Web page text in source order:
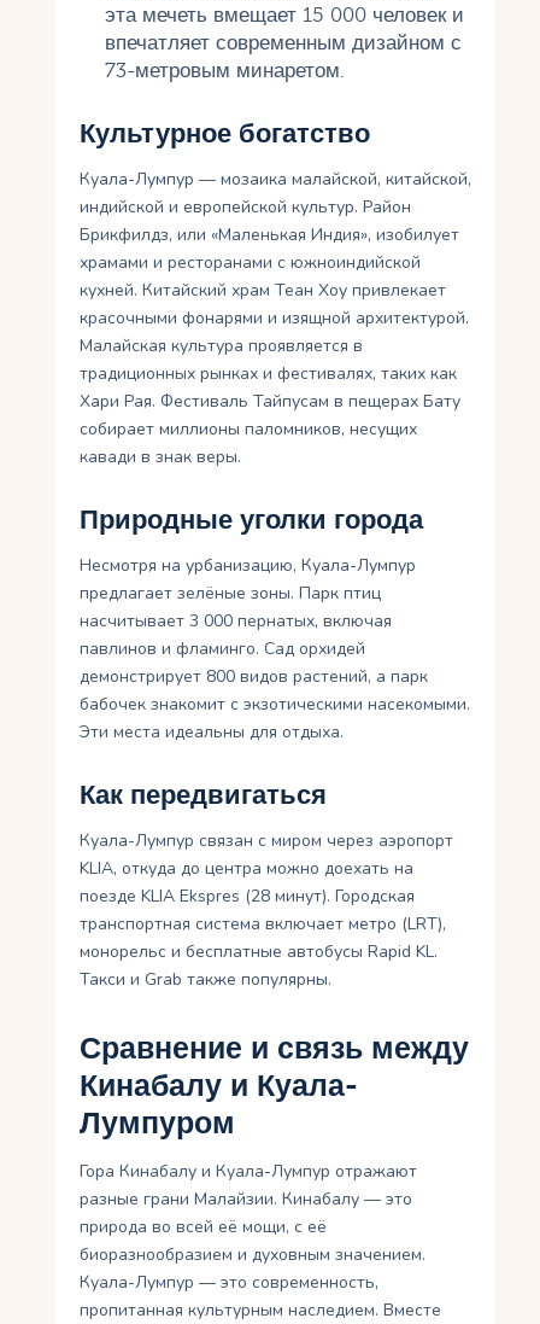
эта мечеть вмещает 15 000 человек и
впечатляет современным дизайном с
73-метровым минаретом.
Культурное богатство
Куала-Лумпур — мозаика малайской, китайской,
индийской и европейской культур. Район
Брикфилдз, или «Маленькая Индия», изобилует
храмами и ресторанами с южноиндийской
кухней. Китайский храм Теан Хоу привлекает
красочными фонарями и изящной архитектурой.
Малайская культура проявляется в
традиционных рынках и фестивалях, таких как
Хари Рая. Фестиваль Тайпусам в пещерах Бату
собирает миллионы паломников, несущих
кавади в знак веры.
Природные уголки города
Несмотря на урбанизацию, Куала-Лумпур
предлагает зелёные зоны. Парк птиц
насчитывает 3 000 пернатых, включая
павлинов и фламинго. Сад орхидей
демонстрирует 800 видов растений, а парк
бабочек знакомит с экзотическими насекомыми.
Эти места идеальны для отдыха.
Как передвигаться
Куала-Лумпур связан с миром через аэропорт
KLIA, откуда до центра можно доехать на
поезде KLIA Ekspres (28 минут). Городская
транспортная система включает метро (LRT),
монорельс и бесплатные автобусы Rapid KL.
Такси и Grab также популярны.
Сравнение и связь между
Кинабалу и Куала-
Лумпуром
Гора Кинабалу и Куала-Лумпур отражают
разные грани Малайзии. Кинабалу — это
природа во всей её мощи, с её
биоразнообразием и духовным значением.
Куала-Лумпур — это современность,
пропитанная культурным наследием. Вместе